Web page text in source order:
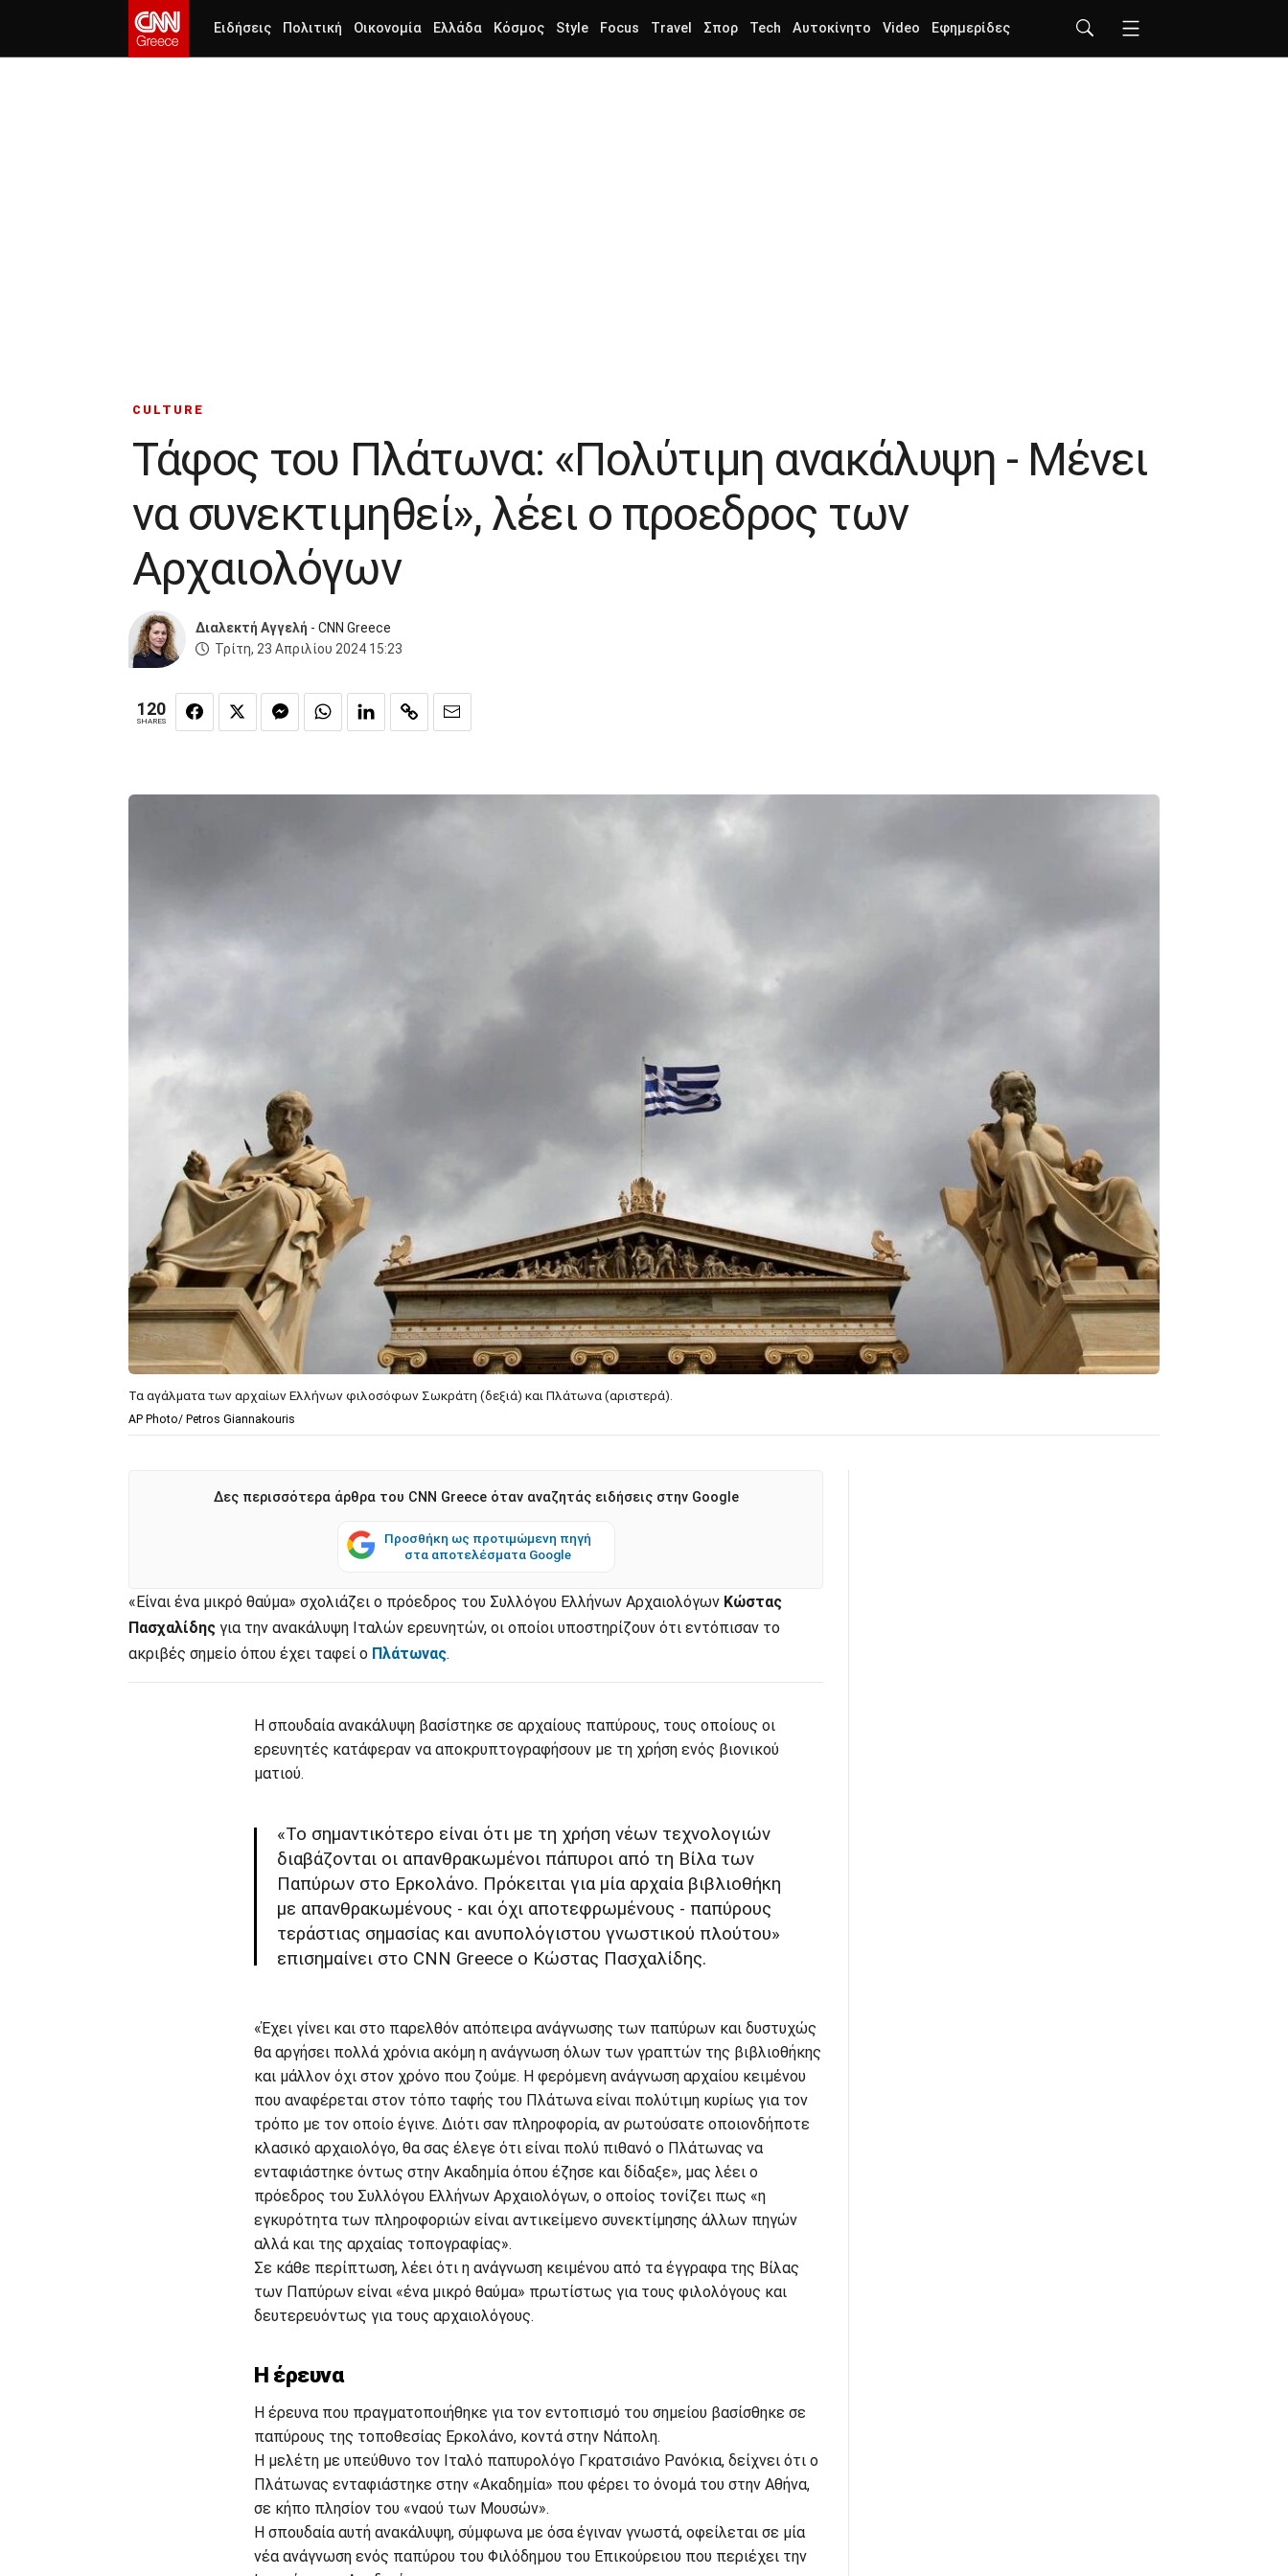
Ειδήσεις Πολιτική Οικονομία Ελλάδα Κόσμος Style Focus Travel Σπορ Tech Αυτοκίνητο Video Εφημερίδες
CULTURE
Τάφος του Πλάτωνα: «Πολύτιμη ανακάλυψη - Mένει
να συνεκτιμηθεί», λέει ο προεδρος των
Αρχαιολόγων
Διαλεκτή Αγγελή - CNN Greece
Τρίτη, 23 Απριλίου 2024 15:23
120
SHARES
Τα αγάλματα των αρχαίων Ελλήνων φιλοσόφων Σωκράτη (δεξιά) και Πλάτωνα (αριστερά).
AP Photo/ Petros Giannakouris
Δες περισσότερα άρθρα του CNN Greece όταν αναζητάς ειδήσεις στην Google
Προσθήκη ως προτιμώμενη πηγή
στα αποτελέσματα Google
«Είναι ένα μικρό θαύμα» σχολιάζει ο πρόεδρος του Συλλόγου Ελλήνων Αρχαιολόγων Κώστας
Πασχαλίδης για την ανακάλυψη Ιταλών ερευνητών, οι οποίοι υποστηρίζουν ότι εντόπισαν το
ακριβές σημείο όπου έχει ταφεί ο Πλάτωνας.
Η σπουδαία ανακάλυψη βασίστηκε σε αρχαίους παπύρους, τους οποίους οι
ερευνητές κατάφεραν να αποκρυπτογραφήσουν με τη χρήση ενός βιονικού
ματιού.
«Το σημαντικότερο είναι ότι με τη χρήση νέων τεχνολογιών
διαβάζονται οι απανθρακωμένοι πάπυροι από τη Βίλα των
Παπύρων στο Ερκολάνο. Πρόκειται για μία αρχαία βιβλιοθήκη
με απανθρακωμένους - και όχι αποτεφρωμένους - παπύρους
τεράστιας σημασίας και ανυπολόγιστου γνωστικού πλούτου»
επισημαίνει στο CNN Greece o Κώστας Πασχαλίδης.
«Έχει γίνει και στο παρελθόν απόπειρα ανάγνωσης των παπύρων και δυστυχώς
θα αργήσει πολλά χρόνια ακόμη η ανάγνωση όλων των γραπτών της βιβλιοθήκης
και μάλλον όχι στον χρόνο που ζούμε. Η φερόμενη ανάγνωση αρχαίου κειμένου
που αναφέρεται στον τόπο ταφής του Πλάτωνα είναι πολύτιμη κυρίως για τον
τρόπο με τον οποίο έγινε. Διότι σαν πληροφορία, αν ρωτούσατε οποιονδήποτε
κλασικό αρχαιολόγο, θα σας έλεγε ότι είναι πολύ πιθανό ο Πλάτωνας να
ενταφιάστηκε όντως στην Ακαδημία όπου έζησε και δίδαξε», μας λέει ο
πρόεδρος του Συλλόγου Ελλήνων Αρχαιολόγων, ο οποίος τονίζει πως «η
εγκυρότητα των πληροφοριών είναι αντικείμενο συνεκτίμησης άλλων πηγών
αλλά και της αρχαίας τοπογραφίας».
Σε κάθε περίπτωση, λέει ότι η ανάγνωση κειμένου από τα έγγραφα της Βίλας
των Παπύρων είναι «ένα μικρό θαύμα» πρωτίστως για τους φιλολόγους και
δευτερευόντως για τους αρχαιολόγους.
Η έρευνα
Η έρευνα που πραγματοποιήθηκε για τον εντοπισμό του σημείου βασίσθηκε σε
παπύρους της τοποθεσίας Ερκολάνο, κοντά στην Νάπολη.
Η μελέτη με υπεύθυνο τον Ιταλό παπυρολόγο Γκρατσιάνο Ρανόκια, δείχνει ότι ο
Πλάτωνας ενταφιάστηκε στην «Ακαδημία» που φέρει το όνομά του στην Αθήνα,
σε κήπο πλησίον του «ναού των Μουσών».
Η σπουδαία αυτή ανακάλυψη, σύμφωνα με όσα έγιναν γνωστά, οφείλεται σε μία
νέα ανάγνωση ενός παπύρου του Φιλόδημου του Επικούρειου που περιέχει την